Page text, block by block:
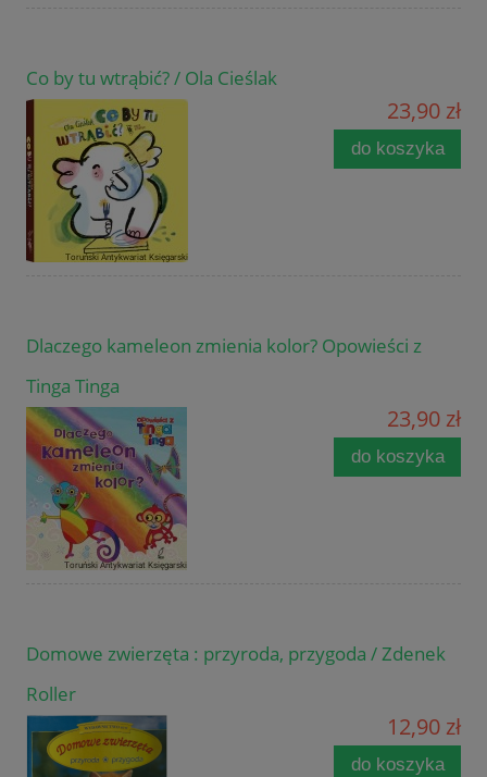
Co by tu wtrąbić? / Ola Cieślak
23,90 zł
do koszyka
Dlaczego kameleon zmienia kolor? Opowieści z
Tinga Tinga
23,90 zł
do koszyka
Domowe zwierzęta : przyroda, przygoda / Zdenek
Roller
12,90 zł
do koszyka